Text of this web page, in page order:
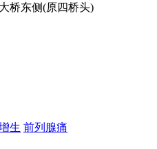
桥东侧(原四桥头)
生 前列腺痛